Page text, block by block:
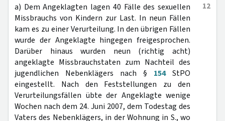
12
a) Dem Angeklagten lagen 40 Fälle des sexuellen
Missbrauchs von Kindern zur Last. In neun Fällen
kam es zu einer Verurteilung. In den übrigen Fällen
wurde der Angeklagte hingegen freigesprochen.
Darüber hinaus wurden neun (richtig acht)
angeklagte Missbrauchstaten zum Nachteil des
jugendlichen Nebenklägers nach § 154StPO
eingestellt. Nach den Feststellungen zu den
Verurteilungsfällen übte der Angeklagte wenige
Wochen nach dem 24. Juni 2007, dem Todestag des
Vaters des Nebenklägers, in der Wohnung in S., wo